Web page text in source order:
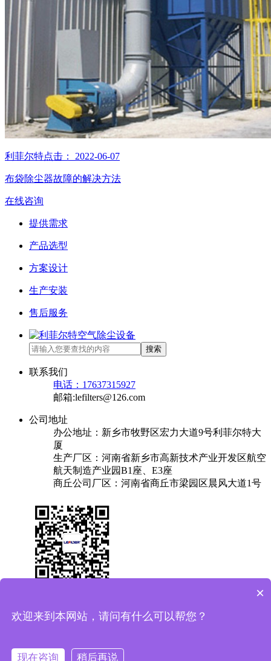
利菲尔特点击： 2022-06-07
布袋除尘器故障的解决方法
在线咨询
提供需求
产品选型
方案设计
生产安装
售后服务
搜索
联系我们
电话：17637315927
邮箱:lefilters@126.com
公司地址
办公地址：新乡市牧野区宏力大道9号利菲尔特大
厦
生产厂区：河南省新乡市高新技术产业开发区航空
航天制造产业园B1座、E3座
商丘公司厂区：河南省商丘市梁园区晨风大道1号
Copyright © 2025 利菲尔特（商标：菲瑞达） 版权所有
×
欢迎来到本网站，请问有什么可以帮您？
现在咨询 稍后再说